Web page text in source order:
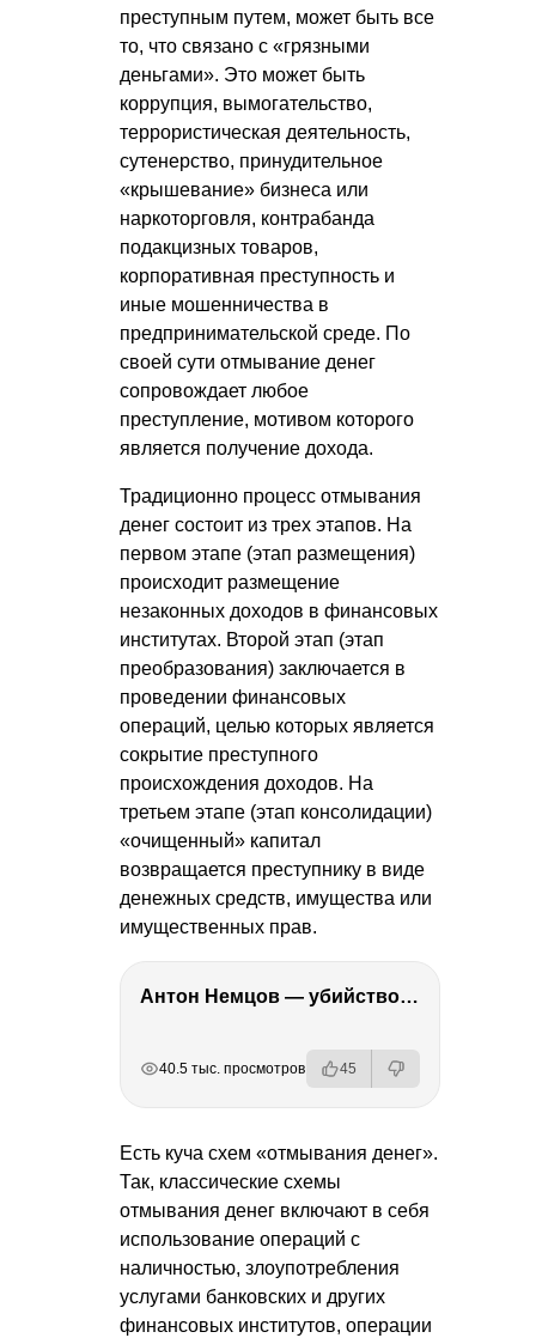
преступным путем, может быть все
то, что связано с «грязными
деньгами». Это может быть
коррупция, вымогательство,
террористическая деятельность,
сутенерство, принудительное
«крышевание» бизнеса или
наркоторговля, контрабанда
подакцизных товаров,
корпоративная преступность и
иные мошенничества в
предпринимательской среде. По
своей сути отмывание денег
сопровождает любое
преступление, мотивом которого
является получение дохода.
Традиционно процесс отмывания
денег состоит из трех этапов. На
первом этапе (этап размещения)
происходит размещение
незаконных доходов в финансовых
институтах. Второй этап (этап
преобразования) заключается в
проведении финансовых
операций, целью которых является
сокрытие преступного
происхождения доходов. На
третьем этапе (этап консолидации)
«очищенный» капитал
возвращается преступнику в виде
денежных средств, имущества или
имущественных прав.
Антон Немцов — убийство Бориса Немцова, переезд в Дубай, семья и политика
40.5 тыс. просмотров 45
Есть куча схем «отмывания денег».
Так, классические схемы
отмывания денег включают в себя
использование операций с
наличностью, злоупотребления
услугами банковских и других
финансовых институтов, операции